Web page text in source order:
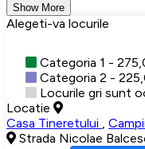
Show More
Alegeti-va locurile
Categoria 1 -
Categoria 2 -
Locurile gri sunt
Locatie
Casa Tineretului ,
Strada Nicolae